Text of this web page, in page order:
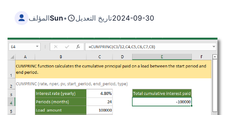
المؤلفSun• تاريخ التعديل2024-09-30